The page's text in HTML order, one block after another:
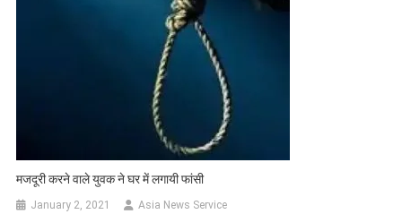
मजदूरी करने वाले युवक ने घर में लगायी फांसी
January 2, 2021 Asia News Service